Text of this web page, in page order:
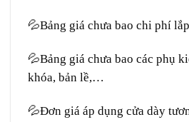
💦Bảng giá chưa bao chi phí
💦Bảng giá chưa bao các phụ
khóa, bản lề,…
💦Đơn giá áp dụng cửa dày